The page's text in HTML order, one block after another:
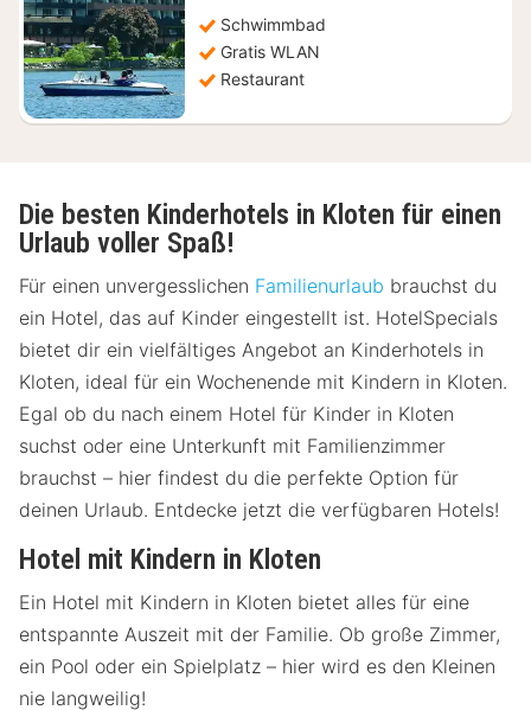
Schwimmbad
Gratis WLAN
Restaurant
Die besten Kinderhotels in Kloten für einen
Urlaub voller Spaß!
Für einen unvergesslichen Familienurlaub brauchst du
ein Hotel, das auf Kinder eingestellt ist. HotelSpecials
bietet dir ein vielfältiges Angebot an Kinderhotels in
Kloten, ideal für ein Wochenende mit Kindern in Kloten.
Egal ob du nach einem Hotel für Kinder in Kloten
suchst oder eine Unterkunft mit Familienzimmer
brauchst – hier findest du die perfekte Option für
deinen Urlaub. Entdecke jetzt die verfügbaren Hotels!
Hotel mit Kindern in Kloten
Ein Hotel mit Kindern in Kloten bietet alles für eine
entspannte Auszeit mit der Familie. Ob große Zimmer,
ein Pool oder ein Spielplatz – hier wird es den Kleinen
nie langweilig!